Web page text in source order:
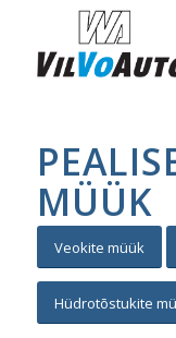
MÜÜK
Veokite müük
Hüdrotõstukite